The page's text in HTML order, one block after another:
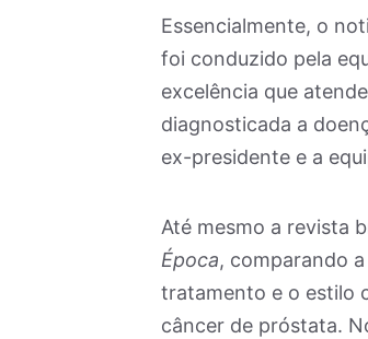
Essencialmente, o
foi conduzido pela
excelência que
diagnosticada a
ex-presidente e a
Até mesmo a revista
Época, comparando
tratamento e o estilo
câncer de próstata.